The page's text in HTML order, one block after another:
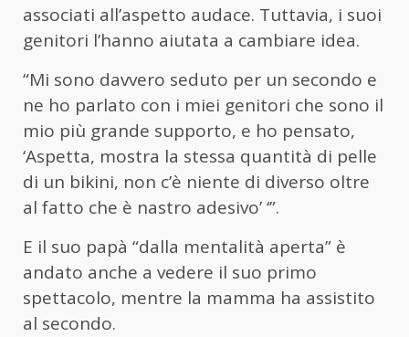
associati all’aspetto audace. Tuttavia, i suoi
genitori l’hanno aiutata a cambiare idea.
“Mi sono davvero seduto per un secondo e
ne ho parlato con i miei genitori che sono il
mio più grande supporto, e ho pensato,
‘Aspetta, mostra la stessa quantità di pelle
di un bikini, non c’è niente di diverso oltre
al fatto che è nastro adesivo’ ‘”.
E il suo papà “dalla mentalità aperta” è
andato anche a vedere il suo primo
spettacolo, mentre la mamma ha assistito
al secondo.